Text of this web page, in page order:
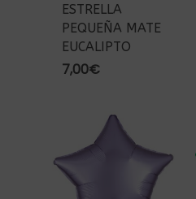
ESTRELLA
PEQUEÑA MATE
EUCALIPTO
7,00€